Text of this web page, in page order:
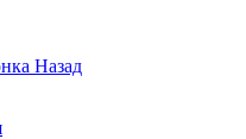
Назад